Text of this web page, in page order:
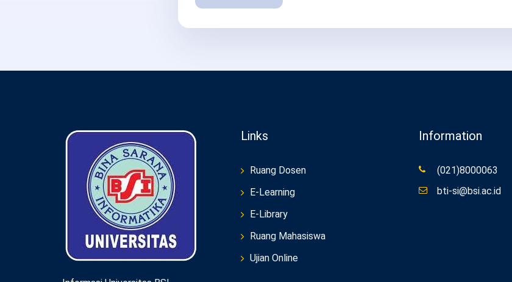
Links
Ruang Dosen
E-Learning
E-Library
Ruang Mahasiswa
Ujian Online
Information
(021)8000063
bti-si@bsi.ac.id